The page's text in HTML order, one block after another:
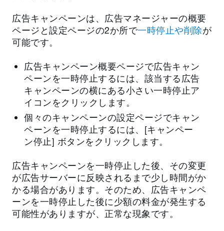
広告キャンペーンは、広告マネージャーの概要
ページと設定ページの2か所で一時停止や削除が
可能です。
広告キャンペーン概要ページで広告キャン
ペーンを一時停止するには、該当する広告
キャンペーンの横にある小さい一時停止ア
イコンをクリックします。
個々のキャンペーンの設定ページでキャン
ペーンを一時停止するには、[キャンペー
ン停止] ボタンをクリックします。
広告キャンペーンを一時停止した後、その変更
が広告サーバーに反映されるまで少し時間がか
かる場合があります。そのため、広告キャンペ
ーンを一時停止した後に少額の料金が発生する
可能性がありますが、正常な現象です。